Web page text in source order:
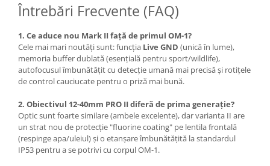
Întrebări Frecvente (FAQ)
1. Ce aduce nou Mark II față de primul OM-1?
Cele mai mari noutăți sunt: funcția Live GND (unică în lume),
memoria buffer dublată (esențială pentru sport/wildlife),
autofocusul îmbunătățit cu detecție umană mai precisă și rotițele
de control cauciucate pentru o priză mai bună.
2. Obiectivul 12-40mm PRO II diferă de prima generație?
Optic sunt foarte similare (ambele excelente), dar varianta II are
un strat nou de protecție "fluorine coating" pe lentila frontală
(respinge apa/uleiul) și o etanșare îmbunătățită la standardul
IP53 pentru a se potrivi cu corpul OM-1.